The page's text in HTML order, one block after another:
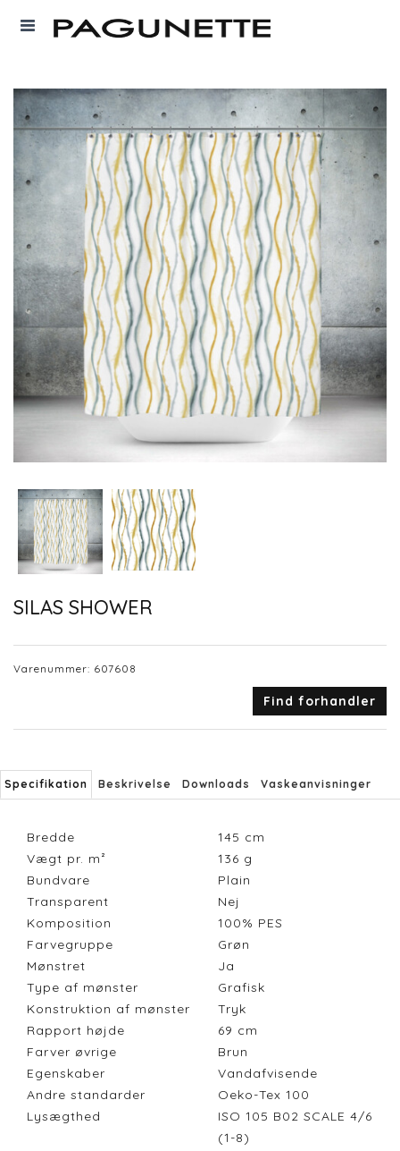
SILAS SHOWER
Varenummer: 607608
Find forhandler
Specifikation Beskrivelse Downloads Vaskeanvisninger
Bredde 145 cm
Vægt pr. m²
136 g
Bundvare
Plain
Transparent
Nej
Komposition
100% PES
Farvegruppe
Grøn
Mønstret
Ja
Type af mønster
Grafisk
Konstruktion af mønster
Tryk
Rapport højde
69 cm
Farver øvrige
Brun
Egenskaber
Vandafvisende
Andre standarder
Oeko-Tex 100
Lysægthed
ISO 105 B02 SCALE 4/6
(1-8)